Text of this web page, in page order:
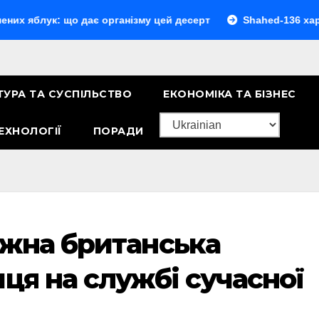
що дає організму цей десерт Shahed-136
ТА СУСПІЛЬСТВО ЕКОНОМІКА ТА БІЗНЕС
ПОРАДИ
британська
на службі сучасної